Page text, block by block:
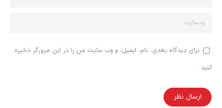
وبسایت
برای دیدگاه بعدی، نام، ایمیل، و وب سایت من را در این مرورگر ذخیره
کنید .
ارسال نظر